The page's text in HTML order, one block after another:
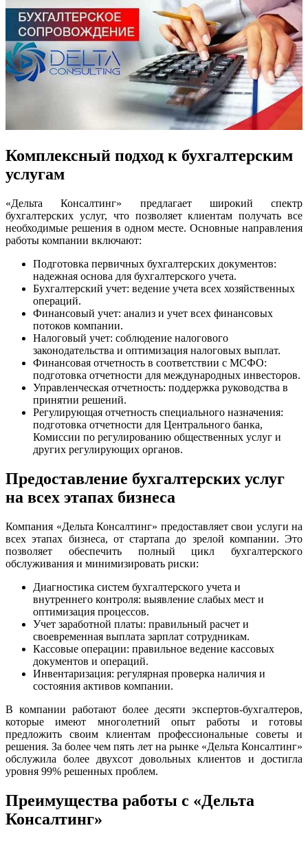
Комплексный подход к бухгалтерским
услугам
«Дельта Консалтинг» предлагает широкий спектр
бухгалтерских услуг, что позволяет клиентам получать все
необходимые решения в одном месте. Основные направления
работы компании включают:
Подготовка первичных бухгалтерских документов:
надежная основа для бухгалтерского учета.
Бухгалтерский учет: ведение учета всех хозяйственных
операций.
Финансовый учет: анализ и учет всех финансовых
потоков компании.
Налоговый учет: соблюдение налогового
законодательства и оптимизация налоговых выплат.
Финансовая отчетность в соответствии с МСФО:
подготовка отчетности для международных инвесторов.
Управленческая отчетность: поддержка руководства в
принятии решений.
Регулирующая отчетность специального назначения:
подготовка отчетности для Центрального банка,
Комиссии по регулированию общественных услуг и
других регулирующих органов.
Предоставление бухгалтерских услуг
на всех этапах бизнеса
Компания «Дельта Консалтинг» предоставляет свои услуги на
всех этапах бизнеса, от стартапа до зрелой компании. Это
позволяет обеспечить полный цикл бухгалтерского
обслуживания и минимизировать риски:
Диагностика систем бухгалтерского учета и
внутреннего контроля: выявление слабых мест и
оптимизация процессов.
Учет заработной платы: правильный расчет и
своевременная выплата зарплат сотрудникам.
Кассовые операции: правильное ведение кассовых
документов и операций.
Инвентаризация: регулярная проверка наличия и
состояния активов компании.
В компании работают более десяти экспертов-бухгалтеров,
которые имеют многолетний опыт работы и готовы
предложить своим клиентам профессиональные советы и
решения. За более чем пять лет на рынке «Дельта Консалтинг»
обслужила более двухсот довольных клиентов и достигла
уровня 99% решенных проблем.
Преимущества работы с «Дельта
Консалтинг»